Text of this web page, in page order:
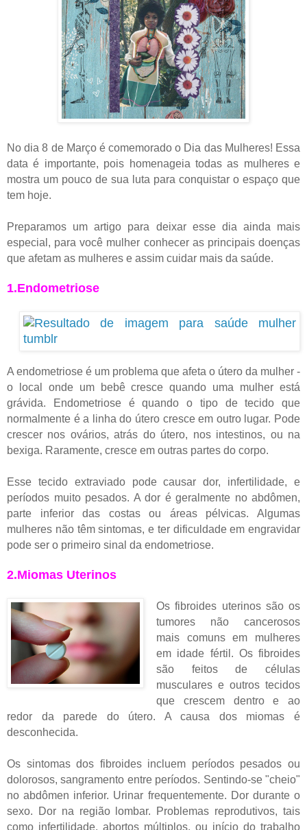
No dia 8 de Março é comemorado o Dia das Mulheres! Essa
data é importante, pois homenageia todas as mulheres e
mostra um pouco de sua luta para conquistar o espaço que
tem hoje.
Preparamos um artigo para deixar esse dia ainda mais
especial, para você mulher conhecer as principais doenças
que afetam as mulheres e assim cuidar mais da saúde.
1.Endometriose
A endometriose é um problema que afeta o útero da mulher -
o local onde um bebê cresce quando uma mulher está
grávida. Endometriose é quando o tipo de tecido que
normalmente é a linha do útero cresce em outro lugar. Pode
crescer nos ovários, atrás do útero, nos intestinos, ou na
bexiga. Raramente, cresce em outras partes do corpo.
Esse tecido extraviado pode causar dor, infertilidade, e
períodos muito pesados. A dor é geralmente no abdômen,
parte inferior das costas ou áreas pélvicas. Algumas
mulheres não têm sintomas, e ter dificuldade em engravidar
pode ser o primeiro sinal da endometriose.
2.Miomas Uterinos
Os fibroides uterinos são os
tumores não cancerosos
mais comuns em mulheres
em idade fértil. Os fibroides
são feitos de células
musculares e outros tecidos
que crescem dentro e ao
redor da parede do útero. A causa dos miomas é
desconhecida.
Os sintomas dos fibroides incluem períodos pesados ​​ou
dolorosos, sangramento entre períodos. Sentindo-se "cheio"
no abdômen inferior. Urinar frequentemente. Dor durante o
sexo.
Dor na região lombar.
Problemas reprodutivos, tais
como infertilidade, abortos múltiplos, ou início do trabalho